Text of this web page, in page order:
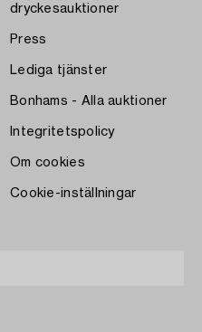
dryckesauktioner
Press
Lediga tjänster
Bonhams - Alla auktioner
Integritetspolicy
Om cookies
Cookie-inställningar